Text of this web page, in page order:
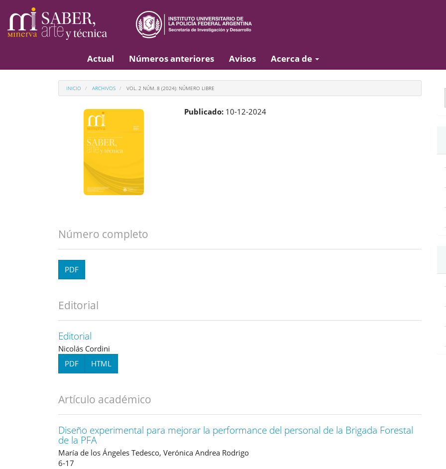
principal
Contenido
principal
Actual Números anteriores Avisos Acerca de
INICIO ARCHIVOS VOL. 2 NÚM. 8 (2024): NÚMERO LIBRE
Publicado: 10-12-2024
Número completo
PDF
Editorial
Editorial
Nicolás Cordini
PDF
HTML
Artículo académico
Diseño experimental para mejorar la performance del personal de la Brigada Forestal
de la PFA
María de los Ángeles Tedesco, Verónica Andrea Rodrigo
6-17